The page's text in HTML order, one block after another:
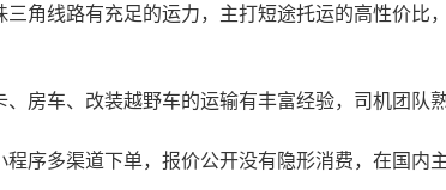
角线路有充足的运力，主打短途托运的高性价
房车、改装越野车的运输有丰富经验，司机团队
序多渠道下单，报价公开没有隐形消费，在国